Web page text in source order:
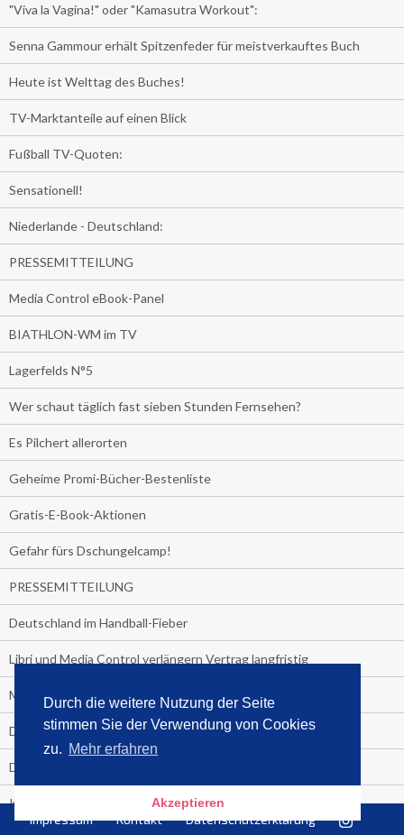
Durch die weitere Nutzung der Seite
stimmen Sie der Verwendung von Cookies
zu. Mehr erfahren
Akzeptieren
"Viva la Vagina!" oder "Kamasutra Workout":
Senna Gammour erhält Spitzenfeder für meistverkauftes Buch
Heute ist Welttag des Buches!
TV-Marktanteile auf einen Blick
Fußball TV-Quoten:
Sensationell!
Niederlande - Deutschland:
PRESSEMITTEILUNG
Media Control eBook-Panel
BIATHLON-WM im TV
Lagerfelds N°5
Wer schaut täglich fast sieben Stunden Fernsehen?
Es Pilchert allerorten
Geheime Promi-Bücher-Bestenliste
Gratis-E-Book-Aktionen
Gefahr fürs Dschungelcamp!
PRESSEMITTEILUNG
Deutschland im Handball-Fieber
Libri und Media Control verlängern Vertrag langfristig
Medienquiz:
Deutschlands Jahrescharts 2018
Die TV-Quotenkönige 2018
KNV und Media Control verlängern vorzeitig Zusammenarbeit
Impressum Kontakt Datenschutzerklärung